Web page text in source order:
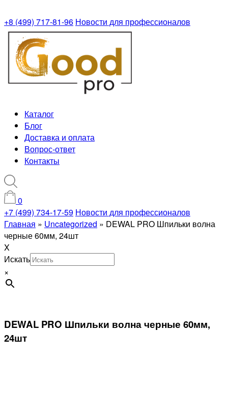
+8 (499) 717-81-96 Новости для профессионалов
Каталог
Блог
Доставка и оплата
Вопрос-ответ
Контакты
0
+7 (499) 734-17-59 Новости для профессионалов
Главная » Uncategorized » DEWAL PRO Шпильки волна
черные 60мм, 24шт
X
Искать
×
DEWAL PRO Шпильки волна черные 60мм,
24шт